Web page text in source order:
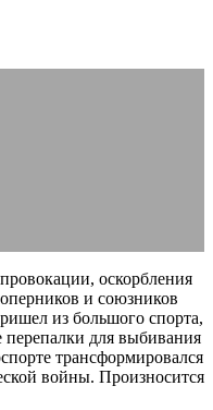
оскорбления
и союзников
из большого спорта,
перепалки для выбивания
трансформировался
войны. Произносится